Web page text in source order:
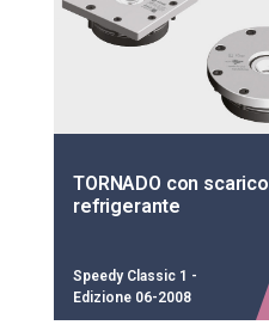
TORNADO con scarico
refrigerante
Speedy Classic 1 -
Edizione 06-2008